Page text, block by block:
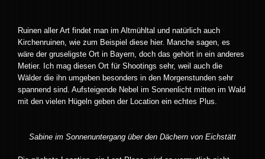
Ruinen aller Art findet man im Altmühltal und natürlich auch
Kirchenruinen, wie zum Beispiel diese hier. Manche sagen, es
wäre der gruseligste Ort in Bayern, doch das gehört in ein anderes
Metier. Ich mag diesen Ort für Shootings sehr, weil auch die
Wälder die ihn umgeben besonders in den Morgenstunden sehr
spannend sind. Aufsteigende Nebel im Sonnenlicht mitten im Wald
mit den vielen Hügeln geben der Location ein echtes Plus.
Sabine im Sonnenuntergang über den Dächern von Eichstätt